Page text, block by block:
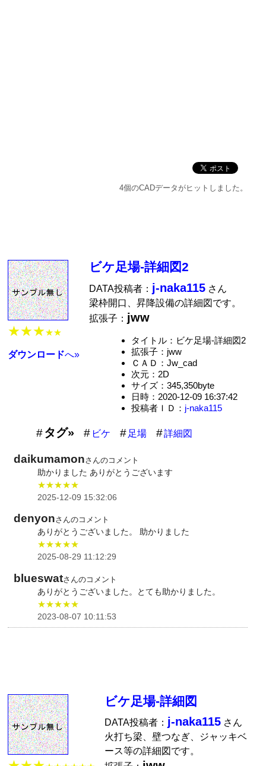
4個のCADデータがヒットしました。
★★★★★
ダウンロードへ»
ビケ足場-詳細図2
DATA投稿者： j-naka115 さん
梁枠開口、昇降設備の詳細図です。
拡張子： jww
タイトル：ビケ足場-詳細図2
拡張子：jww
ＣＡＤ：Jw_cad
次元：2D
サイズ：345,350byte
日時：2020-12-09 16:37:42
投稿者ＩＤ： j-naka115
タグ» ビケ 足場 詳細図
daikumamonさんのコメント
助かりました ありがとうございます
★★★★★
2025-12-09 15:32:06
denyonさんのコメント
ありがとうございました。 助かりました
★★★★★
2025-08-29 11:12:29
blueswatさんのコメント
ありがとうございました。とても助かりました。
★★★★★
2023-08-07 10:11:53
ビケ足場-詳細図
DATA投稿者： j-naka115 さん
火打ち梁、壁つなぎ、ジャッキベ
ース等の詳細図です。